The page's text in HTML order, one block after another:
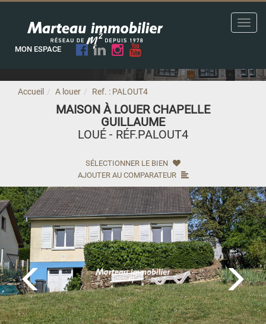
MON ESPACE
Accueil A louer Ref. : PALOUT4
MAISON À LOUER CHAPELLE
GUILLAUME
LOUÉ - RÉF.PALOUT4
SÉLECTIONNER LE BIEN
AJOUTER AU COMPARATEUR